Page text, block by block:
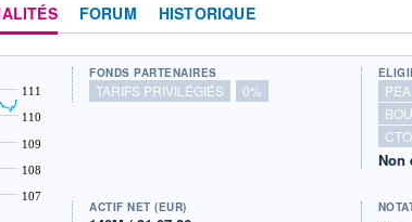
FORUM HISTORIQUE
107
108
109
110
111
FONDS PARTENAIRES
TARIFS PRIVILÉGIÉS 0% PEA
Non
ACTIF NET (EUR)